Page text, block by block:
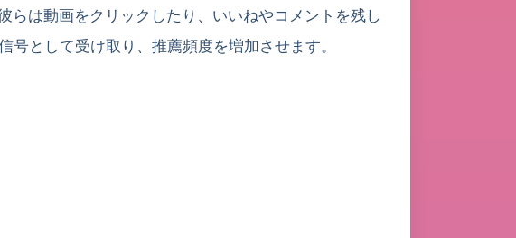
は動画をクリックしたり、いいねやコメントを残し
として受け取り、推薦頻度を増加させます。